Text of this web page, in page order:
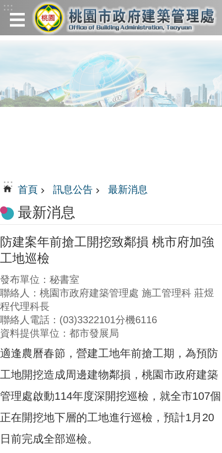
跳到主要內容區塊
:::
:::
首頁 訊息公告 最新消息
最新消息
防建案年前搶工開挖致鄰損 桃市府加強
工地巡檢
發布單位：秘書室
聯絡人：桃園市政府建築管理處 施工管理科 莊煜
程代理科長
聯絡人電話：(03)3322101分機6116
資料提供單位：都市發展局
適逢農曆春節，營建工地年前搶工期，為預防
工地開挖造成周邊建物鄰損，桃園市政府建築
管理處啟動114年度深開挖巡檢，就全市107個
正在開挖地下層的工地進行巡檢，預計1月20
日前完成全部巡檢。